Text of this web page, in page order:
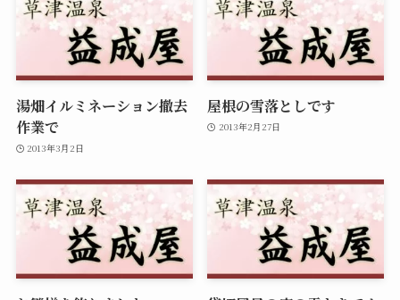
湯畑イルミネーション撤去
作業で
2013年3月2日
屋根の雪落としです
2013年2月27日